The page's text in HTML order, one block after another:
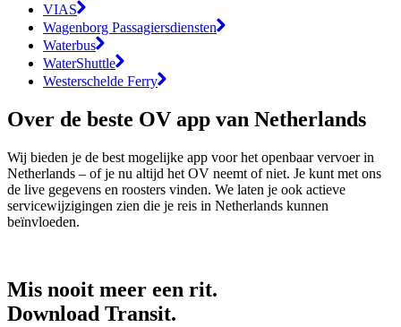
VIAS
Wagenborg Passagiersdiensten
Waterbus
WaterShuttle
Westerschelde Ferry
Over de beste OV app van Netherlands
Wij bieden je de best mogelijke app voor het openbaar vervoer in
Netherlands – of je nu altijd het OV neemt of niet. Je kunt met ons
de live gegevens en roosters vinden. We laten je ook actieve
servicewijzigingen zien die je reis in Netherlands kunnen
beïnvloeden.
Mis nooit meer een rit.
Download Transit.